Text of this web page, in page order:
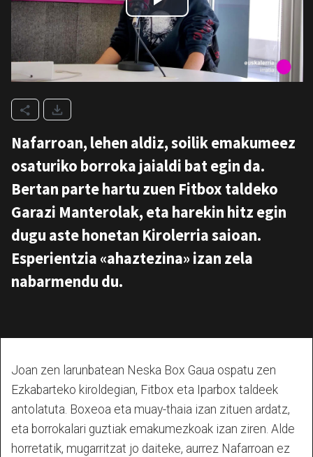
Nafarroan, lehen aldiz, soilik emakumeez
osaturiko borroka jaialdi bat egin da.
Bertan parte hartu zuen Fitbox taldeko
Garazi Manterolak, eta harekin hitz egin
dugu aste honetan Kirolerriasaioan.
Esperientzia «ahaztezina» izan zela
nabarmendu du.
Joan zen larunbatean Neska Box Gaua ospatu zen
Ezkabarteko kiroldegian, Fitbox eta Iparbox taldeek
antolatuta. Boxeoa eta muay-thaia izan zituen ardatz,
eta borrokalari guztiak emakumezkoak izan ziren. Alde
horretatik, mugarritzat jo daiteke, aurrez Nafarroan ez